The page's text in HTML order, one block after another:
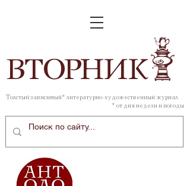
ВТОРНИК
Толстый зависимый* литературно-художественный журнал
* от дня недели и погоды